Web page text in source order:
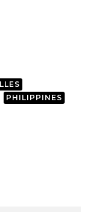
PHILIPPINES